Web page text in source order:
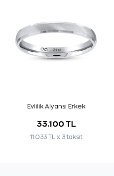
Evlilik Alyansı Erkek
33.100 TL
11.033 TL x 3 taksit